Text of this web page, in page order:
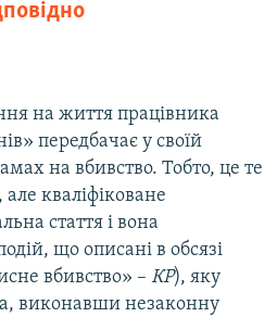
на життя працівника
передбачає у своїй
на вбивство. Тобто, це те
кваліфіковане
стаття і вона
що описані в обсязі
вбивство» – КР), яку
виконавши незаконну